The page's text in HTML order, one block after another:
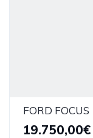
FORD FOCUS
19.750,00€